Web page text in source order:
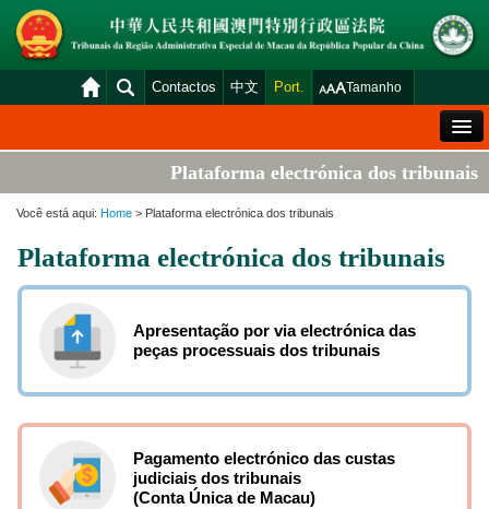
Contactos 中文 Port. Tamanho
Situação Geral dos Tribunais
Venda Judicial
Estatística
Consulta das declarações de rendimentos
Download
Plataforma electrónica dos tribunais
Plataforma electrónica dos tribunais
Você está aqui: Home > Plataforma electrónica dos tribunais
Plataforma electrónica dos tribunais
Apresentação por via electrónica das
peças processuais dos tribunais
Pagamento electrónico das custas
judiciais dos tribunais
(Conta Única de Macau)